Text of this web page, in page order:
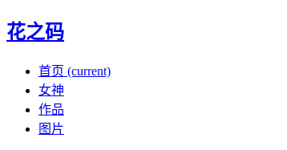
花之码
首页 (current)
女神
作品
图片